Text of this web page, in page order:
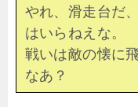
やれ、滑走台だ
はいらねえな。
戦いは敵の懐に
なあ？